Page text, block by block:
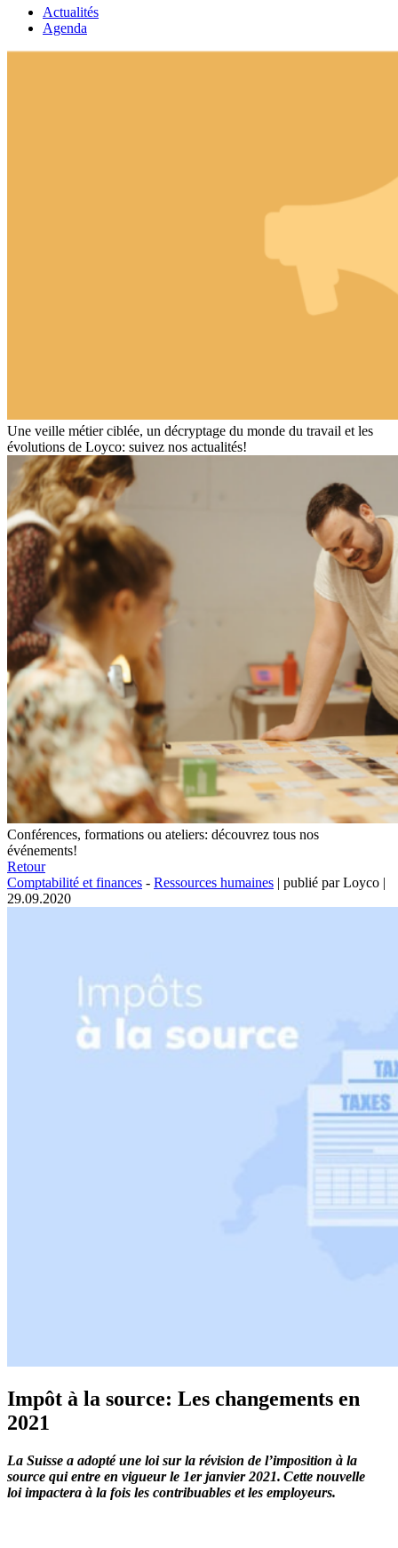
Actualités
Agenda
Une veille métier ciblée, un décryptage du monde du travail et les
évolutions de Loyco: suivez nos actualités!
Conférences, formations ou ateliers: découvrez tous nos
événements!
Retour
Comptabilité et finances - Ressources humaines | publié par Loyco |
29.09.2020
Impôt à la source: Les changements en
2021
La Suisse a adopté une loi sur la révision de l’imposition à la
source qui entre en vigueur le 1er janvier 2021. Cette nouvelle
loi impactera à la fois les contribuables et les employeurs.